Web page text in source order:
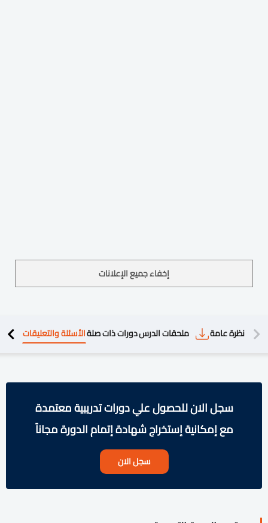
إخفاء جميع الإعلانات
نظرة عامة ملحقات الدرسدورات ذات صلةالأسئلة والتعليقات
سجل الان للحصول علي دورات تدريبية معتمدة
مع إمكانية إستخراج شهادة إتمام الدورة مجاناً
سجل الان